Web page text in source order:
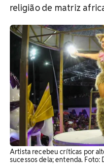
religião de matriz
Artista recebeu críticas por
sucessos dela; entenda. Foto: